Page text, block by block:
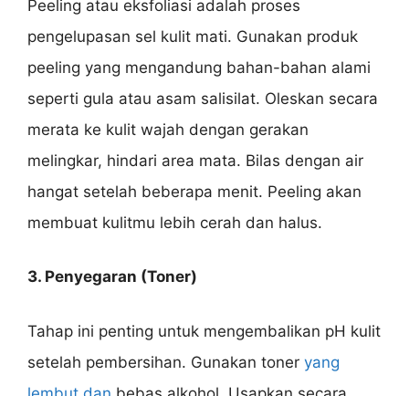
Peeling atau eksfoliasi adalah proses
pengelupasan sel kulit mati. Gunakan produk
peeling yang mengandung bahan-bahan alami
seperti gula atau asam salisilat. Oleskan secara
merata ke kulit wajah dengan gerakan
melingkar, hindari area mata. Bilas dengan air
hangat setelah beberapa menit. Peeling akan
membuat kulitmu lebih cerah dan halus.
3. Penyegaran (Toner)
Tahap ini penting untuk mengembalikan pH kulit
setelah pembersihan. Gunakan toner yang